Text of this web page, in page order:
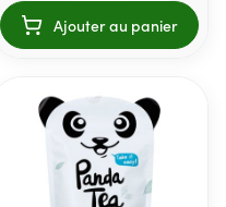
Ajouter au panier